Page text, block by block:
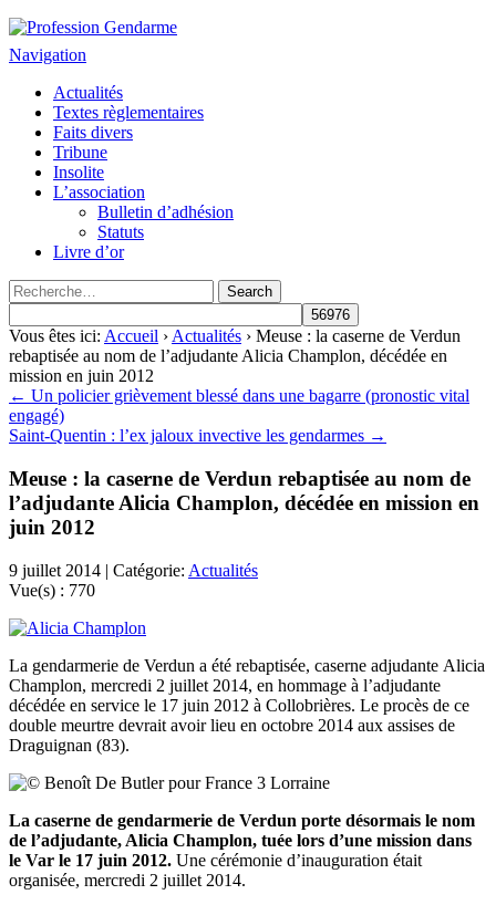
Profession Gendarme
Le journal des gendarmes
Navigation
Actualités
Textes règlementaires
Faits divers
Tribune
Insolite
L’association
Bulletin d’adhésion
Statuts
Livre d’or
Vous êtes ici: Accueil › Actualités › Meuse : la caserne de Verdun
rebaptisée au nom de l’adjudante Alicia Champlon, décédée en
mission en juin 2012
← Un policier grièvement blessé dans une bagarre (pronostic vital
engagé)
Saint-Quentin : l’ex jaloux invective les gendarmes →
Meuse : la caserne de Verdun rebaptisée au nom de
l’adjudante Alicia Champlon, décédée en mission en
juin 2012
9 juillet 2014 | Catégorie: Actualités
Vue(s) : 770
La gendarmerie de Verdun a été rebaptisée, caserne adjudante Alicia
Champlon, mercredi 2 juillet 2014, en hommage à l’adjudante
décédée en service le 17 juin 2012 à Collobrières. Le procès de ce
double meurtre devrait avoir lieu en octobre 2014 aux assises de
Draguignan (83).
La caserne de gendarmerie de Verdun porte désormais le nom
de l’adjudante, Alicia Champlon, tuée lors d’une mission dans
le Var le 17 juin 2012. Une cérémonie d’inauguration était
organisée, mercredi 2 juillet 2014.